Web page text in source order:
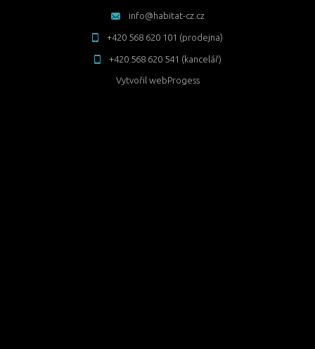
info@habitat-cz.cz
+420 568 620 101 (prodejna)
+420 568 620 541 (kancelář)
Vytvořil webProgess